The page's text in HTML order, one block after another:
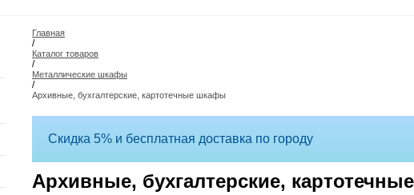
Главная
/
Каталог товаров
/
Металлические шкафы
/
Архивные, бухгалтерские, картотечные шкафы
Скидка 5% и бесплатная доставка по городу
Архивные, бухгалтерские,